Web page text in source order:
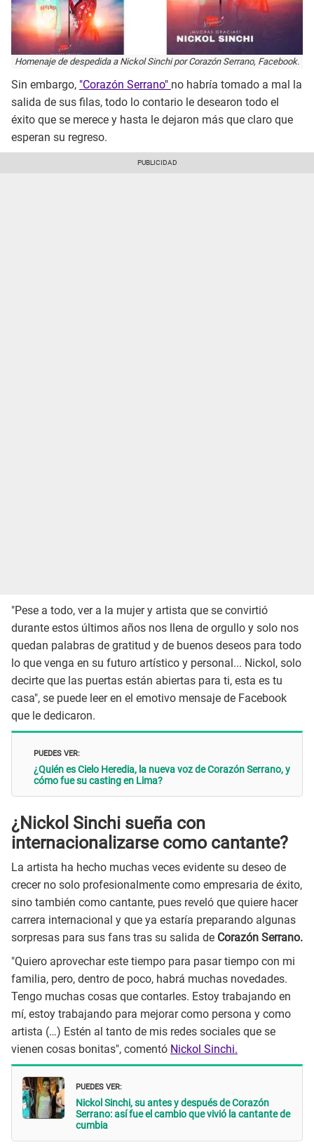
Homenaje de despedida a Nickol Sinchi por Corazón Serrano, Facebook.
Sin embargo, "Corazón Serrano" no habría tomado a mal la
salida de sus filas, todo lo contario le desearon todo el
éxito que se merece y hasta le dejaron más que claro que
esperan su regreso.
"Pese a todo, ver a la mujer y artista que se convirtió
durante estos últimos años nos llena de orgullo y solo nos
quedan palabras de gratitud y de buenos deseos para todo
lo que venga en su futuro artístico y personal... Nickol, solo
decirte que las puertas están abiertas para ti, esta es tu
casa", se puede leer en el emotivo mensaje de Facebook
que le dedicaron.
PUEDES VER:
¿Quién es Cielo Heredia, la nueva voz de Corazón Serrano, y
cómo fue su casting en Lima?
¿Nickol Sinchi sueña con
internacionalizarse como cantante?
La artista ha hecho muchas veces evidente su deseo de
crecer no solo profesionalmente como empresaria de éxito,
sino también como cantante, pues reveló que quiere hacer
carrera internacional y que ya estaría preparando algunas
sorpresas para sus fans tras su salida de Corazón Serrano.
"Quiero aprovechar este tiempo para pasar tiempo con mi
familia, pero, dentro de poco, habrá muchas novedades.
Tengo muchas cosas que contarles. Estoy trabajando en
mí, estoy trabajando para mejorar como persona y como
artista (…) Estén al tanto de mis redes sociales que se
vienen cosas bonitas", comentó Nickol Sinchi.
PUEDES VER:
Nickol Sinchi, su antes y después de Corazón
Serrano: así fue el cambio que vivió la cantante de
cumbia